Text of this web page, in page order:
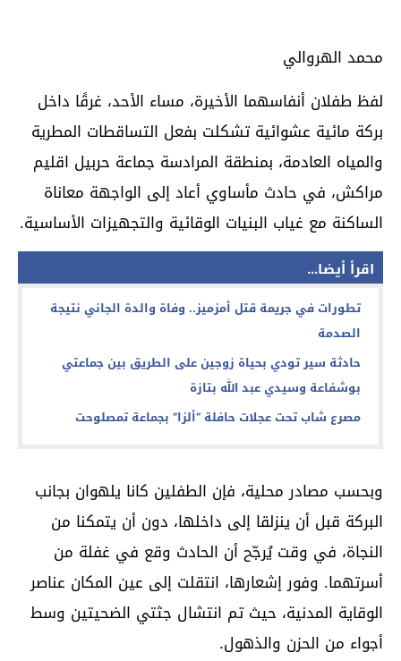
محمد الهروالي
لفظ طفلان أنفاسهما الأخيرة، مساء الأحد، غرقًا داخل
بركة مائية عشوائية تشكلت بفعل التساقطات المطرية
والمياه العادمة، بمنطقة المرادسة جماعة حربيل اقليم
مراكش، في حادث مأساوي أعاد إلى الواجهة معاناة
الساكنة مع غياب البنيات الوقائية والتجهيزات الأساسية.
اقرأ أيضا...
تطورات في جريمة قتل أمزميز.. وفاة والدة الجاني نتيجة
الصدمة
حادثة سير تودي بحياة زوجين على الطريق بين جماعتي
بوشفاعة وسيدي عبد الله بتازة
مصرع شاب تحت عجلات حافلة “ألزا” بجماعة تمصلوحت
وبحسب مصادر محلية، فإن الطفلين كانا يلهوان بجانب
البركة قبل أن ينزلقا إلى داخلها، دون أن يتمكنا من
النجاة، في وقت يُرجّح أن الحادث وقع في غفلة من
أسرتهما. وفور إشعارها، انتقلت إلى عين المكان عناصر
الوقاية المدنية، حيث تم انتشال جثتي الضحيتين وسط
أجواء من الحزن والذهول.